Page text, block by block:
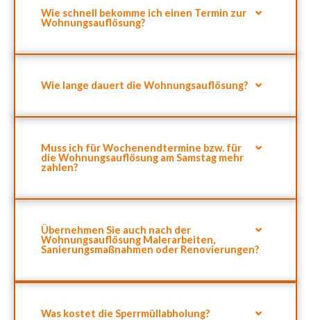
Wie schnell bekomme ich einen Termin zur
Wohnungsauflösung?
Wie lange dauert die Wohnungsauflösung?
Muss ich für Wochenendtermine bzw. für
die Wohnungsauflösung am Samstag mehr
zahlen?
Übernehmen Sie auch nach der
Wohnungsauflösung Malerarbeiten,
Sanierungsmaßnahmen oder Renovierungen?
Was kostet die Sperrmüllabholung?